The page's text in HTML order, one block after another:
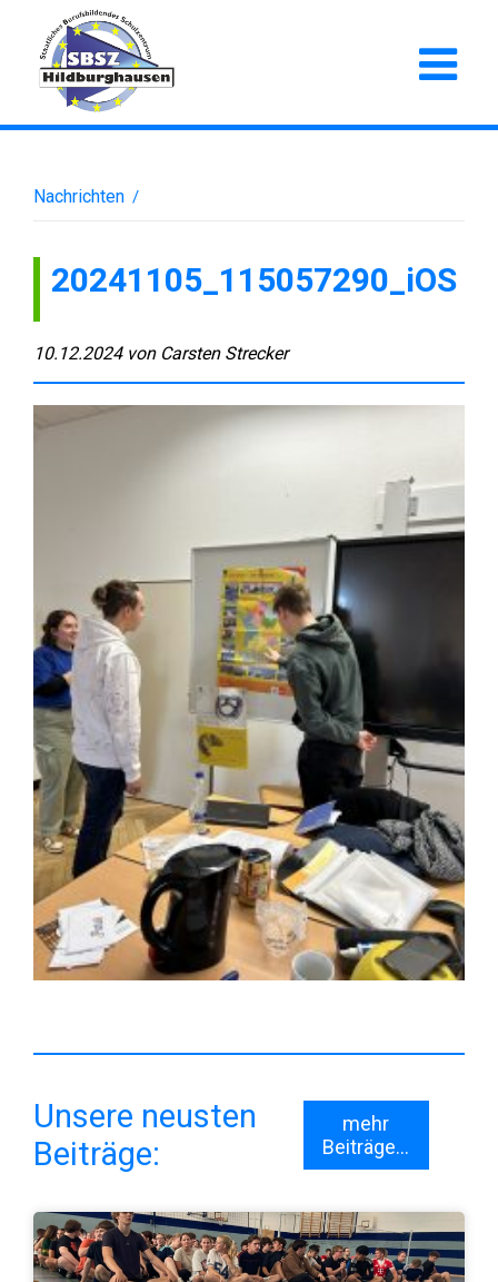
Nachrichten /
20241105_115057290_iOS
10.12.2024 von Carsten Strecker
Unsere neusten
Beiträge:
mehr
Beiträge...